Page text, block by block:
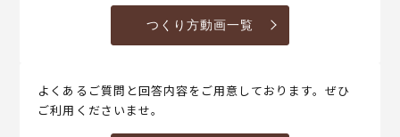
つくり方動画一覧
よくあるご質問と回答内容をご用意しております。ぜひ
ご利用くださいませ。